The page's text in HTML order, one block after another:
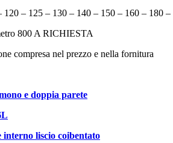
120 – 125 – 130 – 140 – 150 – 160 – 180
800 A RICHIESTA
compresa nel prezzo e nella fornitura
fumari di
e doppia parete
interno liscio coibentato